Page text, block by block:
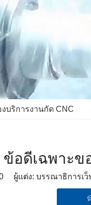
บริการงานกัด CNC
ข้อดีเฉพาะข
ผู้แต่ง: บรรณาธิการเว็บ